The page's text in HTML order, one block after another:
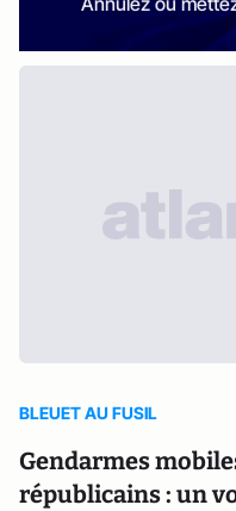
BLEUET AU FUSIL
Gendarmes
républicains : un